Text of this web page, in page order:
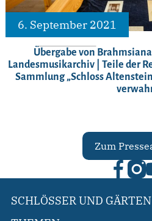
6. September 2021
Übergabe von
Landesmusikarchiv | Teile der
Sammlung „Schloss
Zum
SCHLÖSSER UND GÄRTEN